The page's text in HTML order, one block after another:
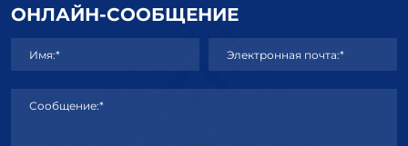
ОНЛАЙН-СООБЩЕНИЕ
Имя:* Электронная почта:*
Сообщение:*